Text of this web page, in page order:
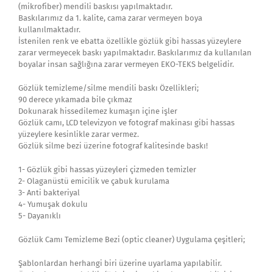
(mikrofiber) mendili baskısı yapılmaktadır.
Baskılarımız da 1. kalite, cama zarar vermeyen boya
kullanılmaktadır.
İstenilen renk ve ebatta özellikle gözlük gibi hassas yüzeylere
zarar vermeyecek baskı yapılmaktadır. Baskılarımız da kullanılan
boyalar insan sağlığına zarar vermeyen EKO-TEKS belgelidir.
Gözlük temizleme/silme mendili baskı Özellikleri;
90 derece yıkamada bile çıkmaz
Dokunarak hissedilemez kumaşın içine işler
Gözlük camı, LCD televizyon ve fotograf makinası gibi hassas
yüzeylere kesinlikle zarar vermez.
Gözlük silme bezi üzerine fotograf kalitesinde baskı!
1- Gözlük gibi hassas yüzeyleri çizmeden temizler
2- Olaganüstü emicilik ve çabuk kurulama
3- Anti bakteriyal
4- Yumuşak dokulu
5- Dayanıklı
Gözlük Camı Temizleme Bezi (optic cleaner) Uygulama çeşitleri;
Şablonlardan herhangi biri üzerine uyarlama yapılabilir.